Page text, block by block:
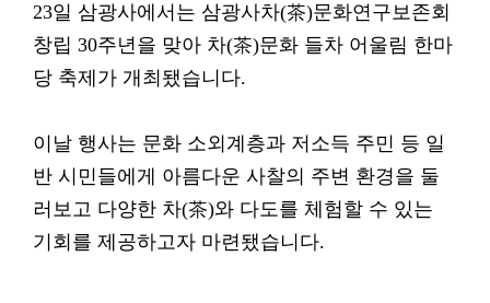
23일 삼광사에서는 삼광사차(茶)문화연구보존회
창립 30주년을 맞아 차(茶)문화 들차 어울림 한마
당 축제가 개최됐습니다.
이날 행사는 문화 소외계층과 저소득 주민 등 일
반 시민들에게 아름다운 사찰의 주변 환경을 둘
러보고 다양한 차(茶)와 다도를 체험할 수 있는
기회를 제공하고자 마련됐습니다.